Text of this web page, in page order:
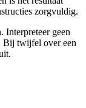
zorgvuldig.
Interpreteer geen
Bij twijfel over een